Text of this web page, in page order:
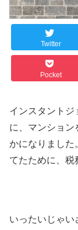
Twitter
Pocket
インスタントジ
に、マンション
かになりました
てたために、税
いったいじゃい